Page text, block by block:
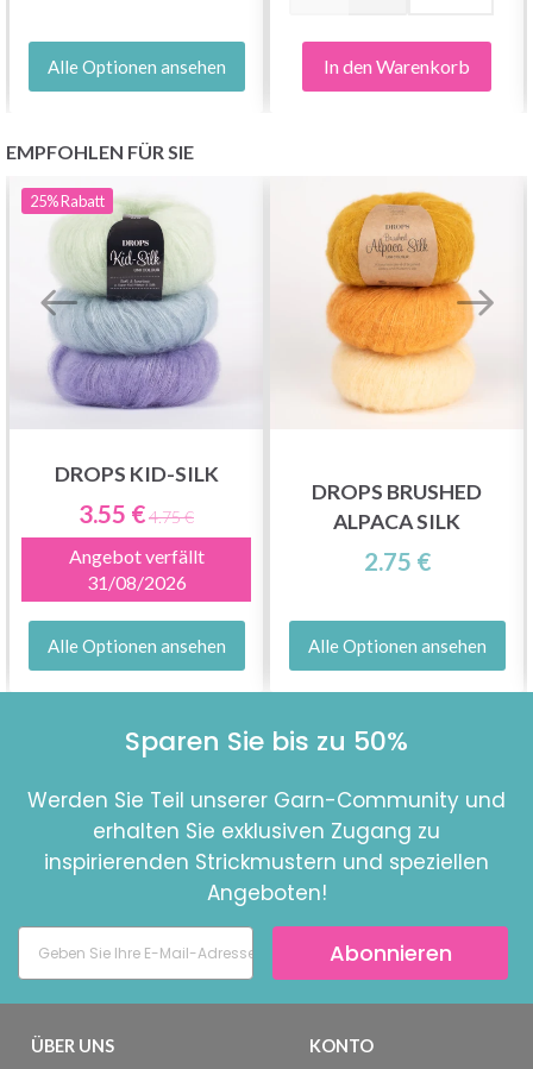
Alle Optionen ansehen In den Warenkorb
EMPFOHLEN FÜR SIE
25%Rabatt
DROPS KID-SILK
3.55 €4.75 €
Angebot verfällt
31/08/2026
Alle Optionen ansehen
DROPS BRUSHED
ALPACA SILK
2.75 €
Alle Optionen ansehen
Sparen Sie bis zu 50%
Werden Sie Teil unserer Garn-Community und
erhalten Sie exklusiven Zugang zu
inspirierenden Strickmustern und speziellen
Angeboten!
Abonnieren
ÜBER UNS KONTO